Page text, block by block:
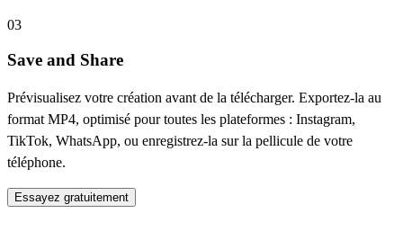
03
Save and Share
Prévisualisez votre création avant de la télécharger. Exportez-la au
format MP4, optimisé pour toutes les plateformes : Instagram,
TikTok, WhatsApp, ou enregistrez-la sur la pellicule de votre
téléphone.
Essayez gratuitement